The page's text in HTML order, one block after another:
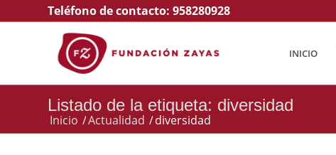
Teléfono de contacto: 958280928
INICIO
Listado de la etiqueta: diversidad
Inicio /Actualidad /diversidad